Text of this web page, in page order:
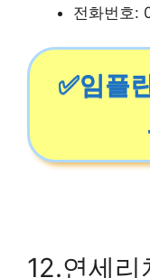
전화번호
✅임플
12.연세리